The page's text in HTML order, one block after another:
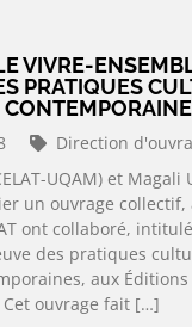
VIVRE-
PRATIQUES
Direction
UQAM) et Magali
un ouvrage
ont collaboré,
des pratiques
aux Éditions
Cet ouvrage fait […]